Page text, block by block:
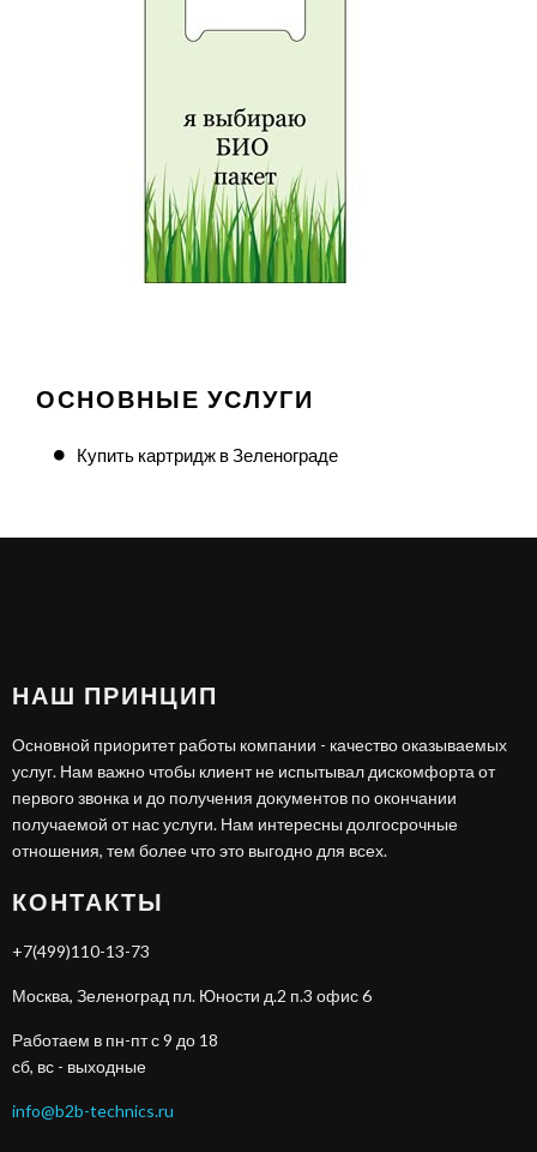
ОСНОВНЫЕ УСЛУГИ
Купить картридж в Зеленограде
НАШ ПРИНЦИП
Основной приоритет работы компании - качество оказываемых
услуг. Нам важно чтобы клиент не испытывал дискомфорта от
первого звонка и до получения документов по окончании
получаемой от нас услуги. Нам интересны долгосрочные
отношения, тем более что это выгодно для всех.
КОНТАКТЫ
+7(499)110-13-73
Москва, Зеленоград пл. Юности д.2 п.3 офис 6
Работаем в пн-пт с 9 до 18
сб, вс - выходные
info@b2b-technics.ru